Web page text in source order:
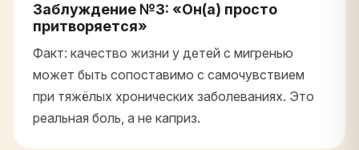
Заблуждение №3: «Он(а) просто
притворяется»
Факт: качество жизни у детей с мигренью
может быть сопоставимо с самочувствием
при тяжёлых хронических заболеваниях. Это
реальная боль, а не каприз.